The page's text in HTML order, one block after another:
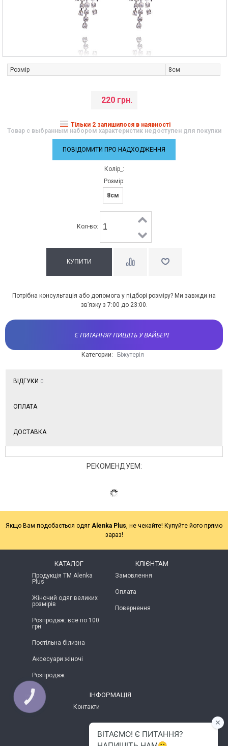
Розмір 8см
220 грн.
Тільки 2 залишилося в наявності
Товар с выбранным набором характеристик недоступен для покупки
ПОВІДОМИТИ ПРО НАДХОДЖЕННЯ
Колір_:
Розмір:
8см
Кол-во:
Потрібна консультація або допомога у підборі розміру? Ми завжди на
зв’язку з 7:00 до 23:00.
Є ПИТАННЯ? ПИШІТЬ У ВАЙБЕРІ
Категории: Біжутерія
ВІДГУКИ 0
ОПЛАТА
ДОСТАВКА
РЕКОМЕНДУЕМ:
Якщо Вам подобається одяг Alenka Plus , не чекайте! Купуйте його прямо
зараз!
КАТАЛОГ
Продукція ТМ Alenka
Plus
Жіночий одяг великих
розмірів
Розпродаж: все по 100
грн
Постільна білизна
Аксесуари жіночі
Розпродаж
КЛІЄНТАМ
Замовлення
Оплата
Повернення
ІНФОРМАЦІЯ
Контакти
КНОПКА
ЗВ'ЯЗКУ